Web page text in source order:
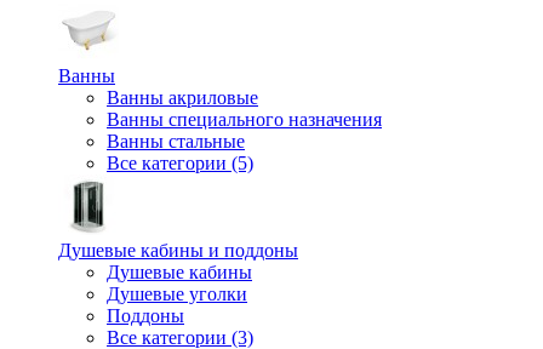
Ванны
Ванны акриловые
Ванны специального назначения
Ванны стальные
Все категории (5)
Душевые кабины и поддоны
Душевые кабины
Душевые уголки
Поддоны
Все категории (3)